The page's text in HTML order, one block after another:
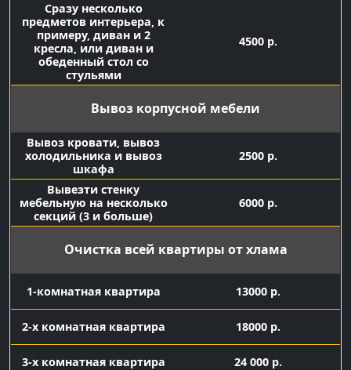
Сразу несколько
предметов интерьера, к
примеру, диван и 2
кресла, или диван и
обеденный стол со
стульями
4500 р.
Вывоз корпусной мебели
Вывоз кровати, вывоз
холодильника и вывоз
шкафа
2500 р.
Вывезти стенку
мебельную на несколько
секций (3 и больше)
6000 р.
Очистка всей квартиры от хлама
1-комнатная квартира 13000 р.
2-х комнатная квартира 18000 р.
3-х комнатная квартира 24 000 р.